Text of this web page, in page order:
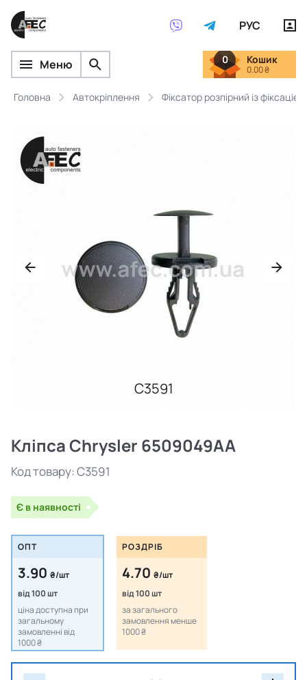
РУС
Меню 0 Кошик
0.00 ₴
Головна Автокріплення Фіксатор розпірний із фіксацією
C3591
Кліпса Chrysler 6509049AA
Код товару:C3591
Є в наявності
ОПТ
3.90 ₴/шт
від 100 шт
ціна доступна при
загальному
замовленні від
1000 ₴
РОЗДРІБ
4.70 ₴/шт
від 100 шт
за загального
замовлення менше
1000 ₴